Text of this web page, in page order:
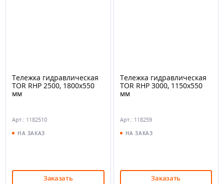
Тележка гидравлическая
TOR RHP 2500, 1800х550
мм
Арт.: 1182510
НА ЗАКАЗ
Заказать
Тележка гидравлическая
TOR RHP 3000, 1150х550
мм
Арт.: 118259
НА ЗАКАЗ
Заказать